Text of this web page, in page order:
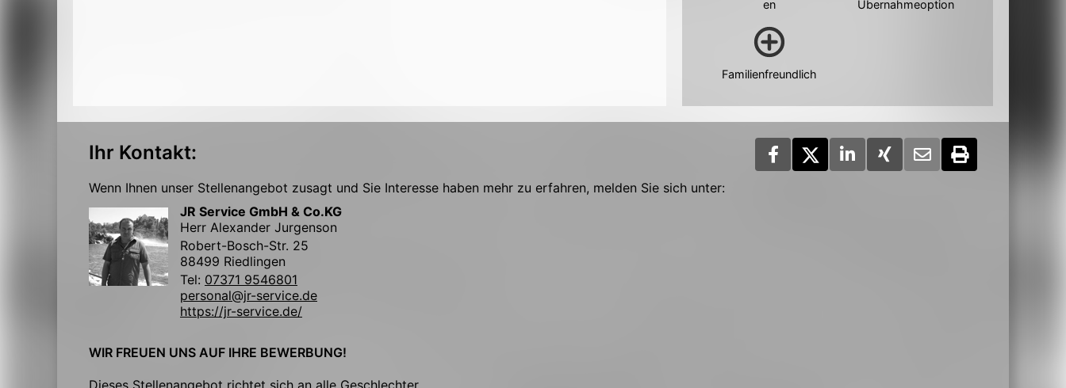
en
Übernahmeoption
Familienfreundlich
Ihr Kontakt:
Wenn Ihnen unser Stellenangebot zusagt und Sie Interesse haben mehr zu erfahren, melden Sie sich unter:
JR Service GmbH & Co.KG
Herr Alexander Jurgenson
Robert-Bosch-Str. 25
88499 Riedlingen
Tel: 07371 9546801
personal@jr-service.de
https://jr-service.de/
WIR FREUEN UNS AUF IHRE BEWERBUNG!
Dieses Stellenangebot richtet sich an alle Geschlechter.